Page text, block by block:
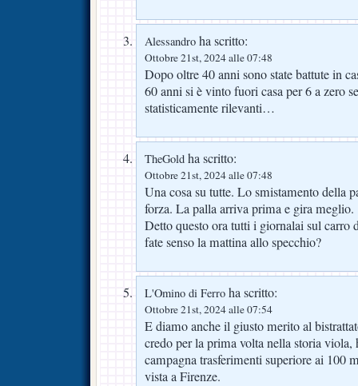
Alessandro ha scritto:
Ottobre 21st, 2024 alle 07:48
Dopo oltre 40 anni sono state battute in
60 anni si è vinto fuori casa per 6 a zero
statisticamente rilevanti…
TheGold ha scritto:
Ottobre 21st, 2024 alle 07:48
Una cosa su tutte. Lo smistamento della
forza. La palla arriva prima e gira meglio.
Detto questo ora tutti i giornalai sul carro
fate senso la mattina allo specchio?
L'Omino di Ferro ha scritto:
Ottobre 21st, 2024 alle 07:54
E diamo anche il giusto merito al
credo per la prima volta nella storia viola,
campagna trasferimenti superiore ai 100
vista a Firenze.